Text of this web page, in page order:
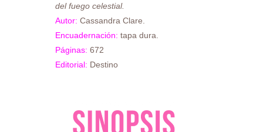
del fuego celestial.
Autor: Cassandra Clare.
Encuadernación: tapa dura.
Páginas: 672
Editorial: Destino